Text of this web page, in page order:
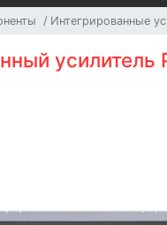
Интегрированные